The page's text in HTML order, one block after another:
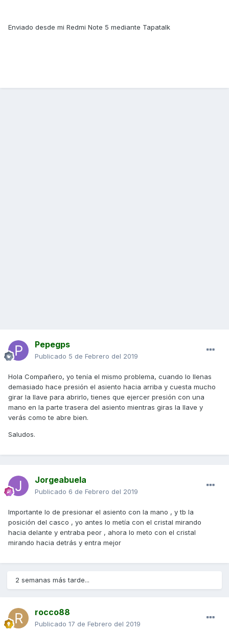
Enviado desde mi Redmi Note 5 mediante Tapatalk
Pepegps
Publicado 5 de Febrero del 2019
Hola Compañero, yo tenía el mismo problema, cuando lo llenas
demasiado hace presión el asiento hacia arriba y cuesta mucho
girar la llave para abrirlo, tienes que ejercer presión con una
mano en la parte trasera del asiento mientras giras la llave y
verás como te abre bien.
Saludos.
Jorgeabuela
Publicado 6 de Febrero del 2019
Importante lo de presionar el asiento con la mano , y tb la
posición del casco , yo antes lo metía con el cristal mirando
hacia delante y entraba peor , ahora lo meto con el cristal
mirando hacia detrás y entra mejor
2 semanas más tarde...
rocco88
Publicado 17 de Febrero del 2019